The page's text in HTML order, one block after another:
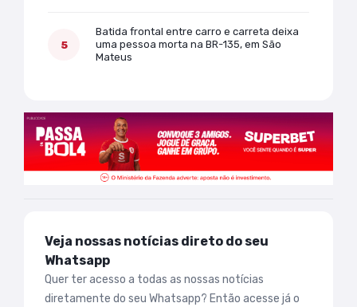
Batida frontal entre carro e carreta deixa
uma pessoa morta na BR-135, em São
Mateus
Veja nossas notícias direto do seu
Whatsapp
Quer ter acesso a todas as nossas notícias
diretamente do seu Whatsapp? Então acesse já o